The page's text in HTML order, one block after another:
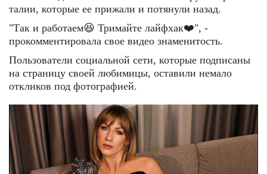
талии, которые ее прижали и потянули назад.
"Так и работаем😆 Тримайте лайфхак❤️", -
прокомментировала свое видео знаменитость.
Пользователи социальной сети, которые подписаны
на страницу своей любимицы, оставили немало
откликов под фотографией.